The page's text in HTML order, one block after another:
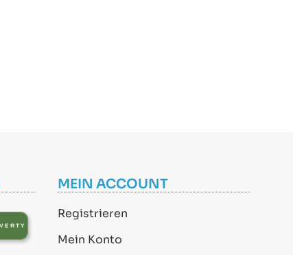
MEIN ACCOUNT
Registrieren
Mein Konto